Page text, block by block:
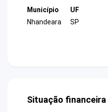
Município
Nhandeara
UF
SP
Situação financeira